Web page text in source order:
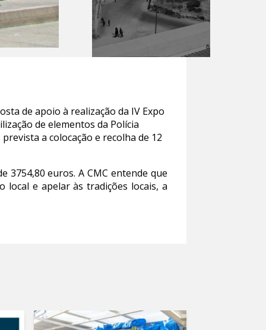
de apoio à realização da IV Expo
de elementos da Polícia
a colocação e recolha de 12
3754,80 euros. A CMC entende que
e apelar às tradições locais, a